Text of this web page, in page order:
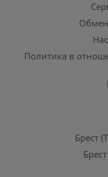
Обмен
Политика в
Брест